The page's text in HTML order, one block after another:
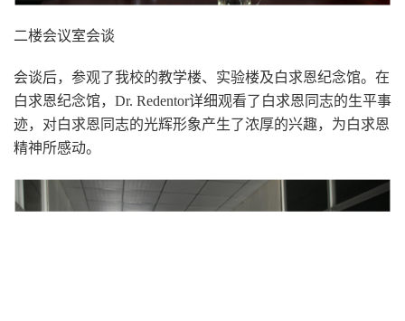
二楼会议室会谈
会谈后，参观了我校的教学楼、实验楼及白求恩纪念馆。在
白求恩纪念馆，Dr. Redentor详细观看了白求恩同志的生平事
迹，对白求恩同志的光辉形象产生了浓厚的兴趣，为白求恩
精神所感动。